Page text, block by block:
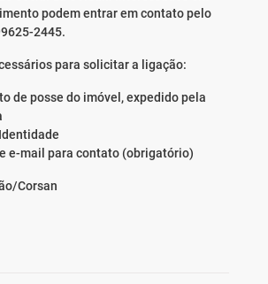
podem entrar em contato pelo
2445.
para solicitar a ligação:
de posse do imóvel, expedido pela
e-mail para contato (obrigatório)
Corsan